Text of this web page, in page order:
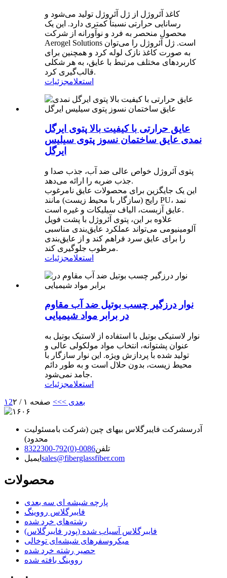
کاغذ آئروژل از ژل آئروژل تولید می‌شود و
رسانایی حرارتی نسبتاً کمتری دارد. این یک
محصول منحصر به فرد و نوآورانه از شرکت
Aerogel Solutions است. ژل آئروژل را می‌توان
به صورت کاغذ نازک لوله کرد و همچنین برای
کاربردهای مختلف مرتبط با عایق، به هر شکلی
قالب‌گیری کرد.
استعلامجزئیات
عایق حرارتی با کیفیت بالا پتوی ایرگل
نمدی عایق ساختمان نسوز پتوی سیلیس
ایرگل
پتوی آئروژل خواص عالی ضد آب، جذب صدا و
جذب ضربه را ارائه می‌دهد.
این یک جایگزین برای محصولات عایق نامرغوب
رایج (سازگار با محیط زیست) مانند PU، نمد
عایق آزبست، الیاف سیلیکات و غیره است.
علاوه بر این، پتوی آئروژل با پشت فویل
آلومینیومی می‌تواند عملکرد عایق‌بندی مناسبی
را برای عایق سرد فراهم کند و از عایق‌بندی
مرطوب جلوگیری کند.
استعلامجزئیات
نوار درزگیر چسب بوتیل ضد آب مقاوم
در برابر مواد شیمیایی
نوار لاستیکی بوتیل با استفاده از لاستیک بوتیل به
عنوان پشتوانه، انتخاب مواد مولکولی عالی و
تولید شده با پردازش ویژه. این نوار سازگار با
محیط زیست، بدون حلال است و به طور دائم
جامد نمی‌شود.
استعلامجزئیات
۱ 2 بعدی >>> صفحه ۱ / ۲
آدرسشرکت فایبرگلاس بیهای چین (شرکت بامسئولیت
محدود)
تلفن0086-(0)792-8322300
ایمیل sales@fiberglassfiber.com
محصولات
پارچه شیشه ای سه بعدی
فایبرگلاس رووینگ
رشته‌های خرد شده
فایبرگلاس آسیاب شده (پودر فایبرگلاس)
میکروسفرهای شیشه‌ای توخالی
حصیر رشته خرد شده
رووینگ بافته شده